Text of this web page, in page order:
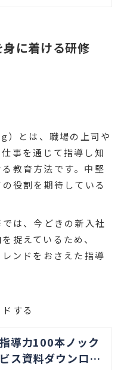
に着ける研修
とは、職場の上司や
事を通じて指導し知
教育方法です。中堅
役割を期待している
は、今どきの新入社
捉えているため、
ンドをおさえた指導
する
導力100本ノック
ス資料ダウンロー